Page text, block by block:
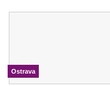
Ostrava